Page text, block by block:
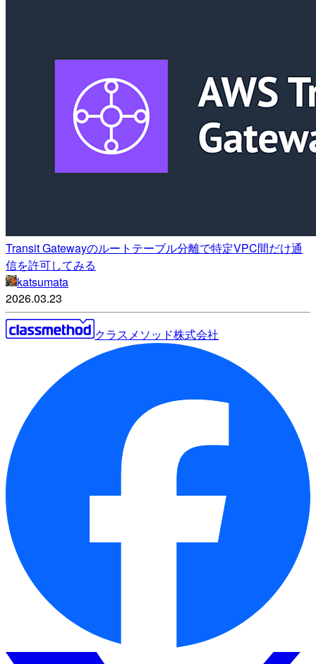
Transit Gatewayのルートテーブル分離で特定VPC間だけ通
信を許可してみる
katsumata
2026.03.23
クラスメソッド株式会社